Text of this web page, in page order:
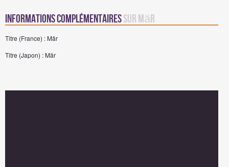
Informations complémentairessur Mär
Titre (France) : Mär
Titre (Japon) : Mär